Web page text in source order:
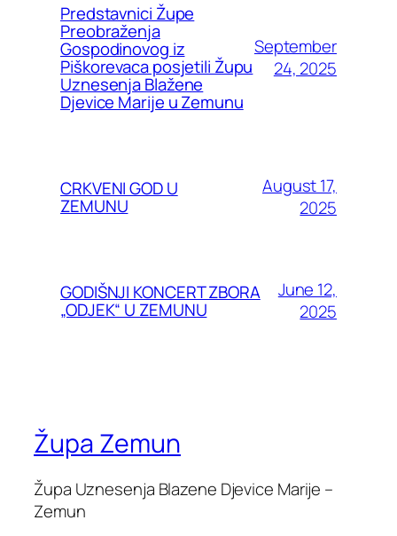
Predstavnici Župe
Preobraženja
Gospodinovog iz
Piškorevaca posjetili Župu
Uznesenja Blažene
Djevice Marije u Zemunu
September
24, 2025
CRKVENI GOD U
ZEMUNU
August 17,
2025
GODIŠNJI KONCERT ZBORA
„ODJEK“ U ZEMUNU
June 12,
2025
Župa Zemun
Župa Uznesenja Blazene Djevice Marije –
Zemun